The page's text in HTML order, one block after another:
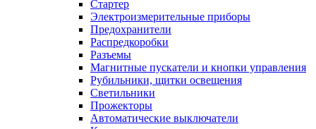
Стартер
Электроизмерительные приборы
Предохранители
Распредкоробки
Разъемы
Магнитные пускатели и кнопки управления
Рубильники, щитки освещения
Светильники
Прожекторы
Автоматические выключатели